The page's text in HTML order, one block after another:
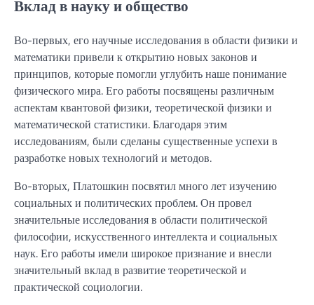
Вклад в науку и общество
Во-первых, его научные исследования в области физики и
математики привели к открытию новых законов и
принципов, которые помогли углубить наше понимание
физического мира. Его работы посвящены различным
аспектам квантовой физики, теоретической физики и
математической статистики. Благодаря этим
исследованиям, были сделаны существенные успехи в
разработке новых технологий и методов.
Во-вторых, Платошкин посвятил много лет изучению
социальных и политических проблем. Он провел
значительные исследования в области политической
философии, искусственного интеллекта и социальных
наук. Его работы имели широкое признание и внесли
значительный вклад в развитие теоретической и
практической социологии.